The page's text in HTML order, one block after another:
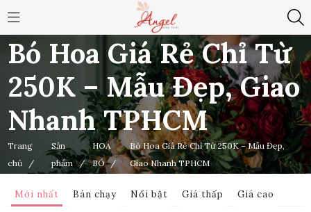
Bó Hoa Giá Rẻ Chỉ Từ
250K – Mẫu Đẹp, Giao
Nhanh TPHCM
Trang
chủ
/
Sản
phẩm
/
HOA
BÓ /
Bó Hoa Giá Rẻ Chỉ Từ 250K – Mẫu Đẹp,
Giao Nhanh TPHCM
Mới nhất Bán chạy Nổi bật Giá thấp Giá cao